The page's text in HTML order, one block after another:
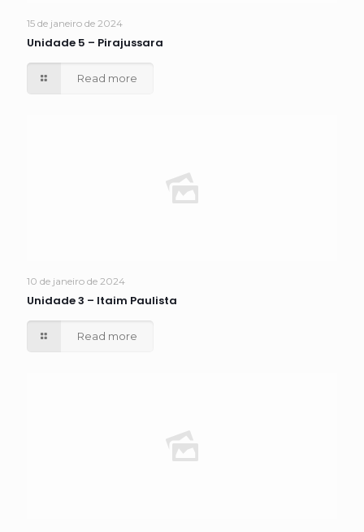
15 de janeiro de 2024
Unidade 5 – Pirajussara
Read more
10 de janeiro de 2024
Unidade 3 – Itaim Paulista
Read more